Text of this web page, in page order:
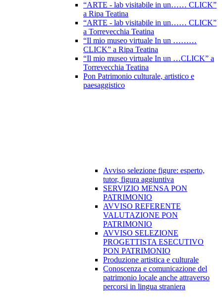
“ARTE - lab visitabile in un…… CLICK”
a Ripa Teatina
“ARTE - lab visitabile in un…… CLICK”
a Torrevecchia Teatina
“Il mio museo virtuale In un ………
CLICK” a Ripa Teatina
“Il mio museo virtuale In un …CLICK” a
Torrevecchia Teatina
Pon Patrimonio culturale, artistico e
paesaggistico
Avviso selezione figure: esperto,
tutor, figura aggiuntiva
SERVIZIO MENSA PON
PATRIMONIO
AVVISO REFERENTE
VALUTAZIONE PON
PATRIMONIO
AVVISO SELEZIONE
PROGETTISTA ESECUTIVO
PON PATRIMONIO
Produzione artistica e culturale
Conoscenza e comunicazione del
patrimonio locale anche attraverso
percorsi in lingua straniera